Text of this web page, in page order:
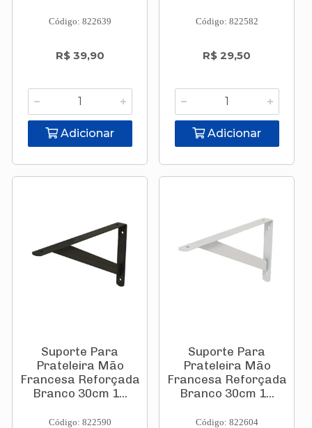
Código: 822639
R$ 39,90
Adicionar
Código: 822582
R$ 29,50
Adicionar
Suporte Para
Prateleira Mão
Francesa Reforçada
Branco 30cm 1...
Código: 822590
Suporte Para
Prateleira Mão
Francesa Reforçada
Branco 30cm 1...
Código: 822604